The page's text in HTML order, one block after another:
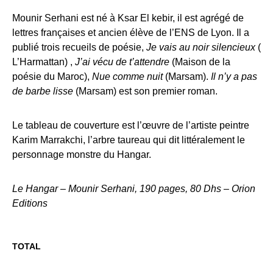
Mounir Serhani est né à Ksar El kebir, il est agrégé de
lettres françaises et ancien élève de l’ENS de Lyon. Il a
publié trois recueils de poésie, Je vais au noir silencieux(
L’Harmattan) , J’ai vécu de t’attendre (Maison de la
poésie du Maroc), Nue comme nuit(Marsam). Il n’y a pas
de barbe lisse (Marsam) est son premier roman.
Le tableau de couverture est l’œuvre de l’artiste peintre
Karim Marrakchi, l’arbre taureau qui dit littéralement le
personnage monstre du Hangar.
Le Hangar – Mounir Serhani, 190 pages, 80 Dhs – Orion
Editions
TOTAL